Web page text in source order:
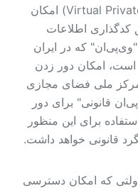
استفاده از وی‌پی‌ان (Virtual Private Networks) امکان
کدگذاری اطلاعات
که در ایران
است، امکان دور زدن
مرکز ملی فضای مجازی
قانونی" برای دور
برای این منظور
قانونی خواهد داشت.
که امکان دسترسی